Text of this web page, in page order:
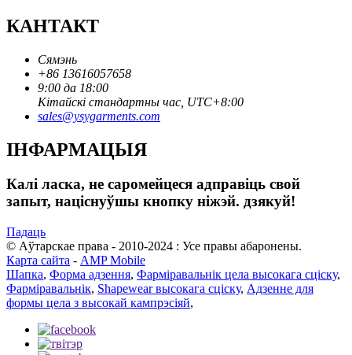
КАНТАКТ
Сямэнь
+86 13616057658
9:00 да 18:00
Кітайскі стандартны час, UTC+8:00
sales@ysygarments.com
ІНФАРМАЦЫЯ
Калі ласка, не саромейцеся адправіць свой
запыт, націснуўшы кнопку ніжэй. дзякуй!
Падаць
© Аўтарскае права - 2010-2024 : Усе правы абаронены.
Карта сайта - AMP Mobile
Шапка, Форма адзення, Фарміравальнік цела высокага сціску,
Фарміравальнік, Shapewear высокага сціску, Адзенне для
формы цела з высокай кампрэсіяй,